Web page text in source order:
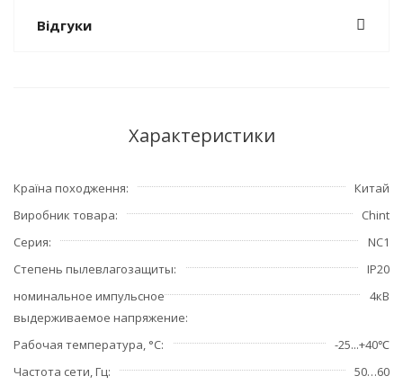
Відгуки
Характеристики
Країна походження
Китай
Виробник товара
Chint
Серия
NC1
Степень пылевлагозащиты
IP20
номинальное импульсное
выдерживаемое напряжение
4кВ
Рабочая температура, °С
-25...+40℃
Частота сети, Гц
50…60